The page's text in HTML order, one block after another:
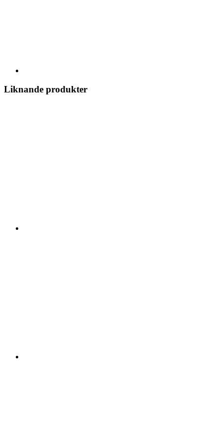
Liknande produkter